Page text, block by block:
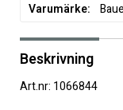
Varumärke
Beskrivning
Art.nr: 1066844